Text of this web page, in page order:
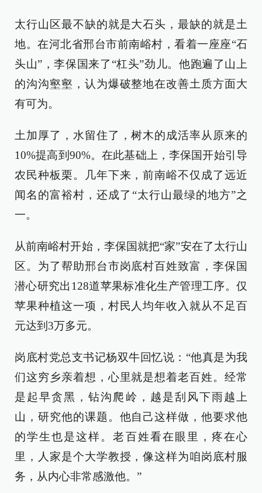
太行山区最不缺的就是大石头，最缺的就是土
地。在河北省邢台市前南峪村，看着一座座“石
头山”，李保国来了“杠头”劲儿。他跑遍了山上
的沟沟壑壑，认为爆破整地在改善土质方面大
有可为。
土加厚了，水留住了，树木的成活率从原来的
10%提高到90%。在此基础上，李保国开始引导
农民种板栗。几年下来，前南峪不仅成了远近
闻名的富裕村，还成了“太行山最绿的地方”之
一。
从前南峪村开始，李保国就把“家”安在了太行山
区。为了帮助邢台市岗底村百姓致富，李保国
潜心研究出128道苹果标准化生产管理工序。仅
苹果种植这一项，村民人均年收入就从不足百
元达到3万多元。
岗底村党总支书记杨双牛回忆说：“他真是为我
们这穷乡亲着想，心里就是想着老百姓。经常
是起早贪黑，钻沟爬岭，越是刮风下雨越上
山，研究他的课题。他自己这样做，他要求他
的学生也是这样。老百姓看在眼里，疼在心
里，人家是个大学教授，像这样为咱岗底村服
务，从内心非常感激他。”